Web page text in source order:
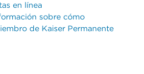
en línea
sobre cómo
de Kaiser Permanente